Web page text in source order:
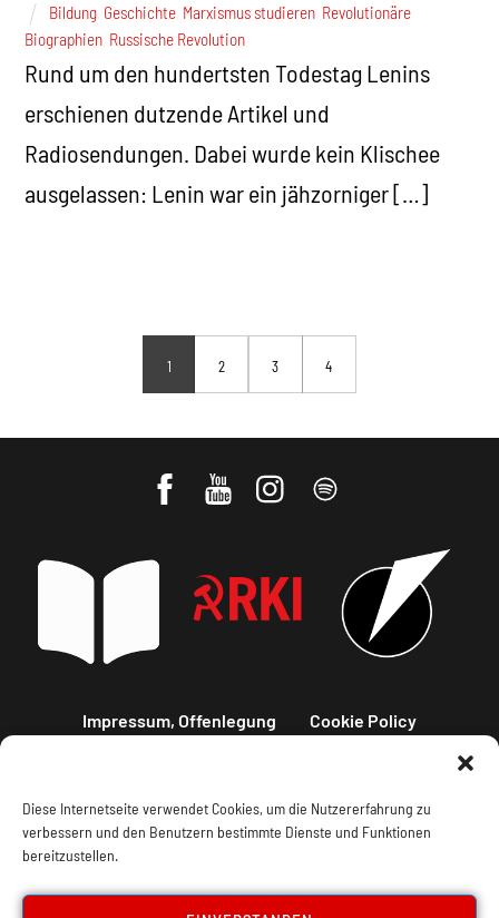
Diese Internetseite verwendet Cookies, um die Nutzererfahrung zu
verbessern und den Benutzern bestimmte Dienste und Funktionen
bereitzustellen.
Bildung Geschichte Marxismus studieren Revolutionäre
Biographien Russische Revolution
Rund um den hundertsten Todestag Lenins
erschienen dutzende Artikel und
Radiosendungen. Dabei wurde kein Klischee
ausgelassen: Lenin war ein jähzorniger […]
1 2 3 4
Impressum, Offenlegung Cookie Policy